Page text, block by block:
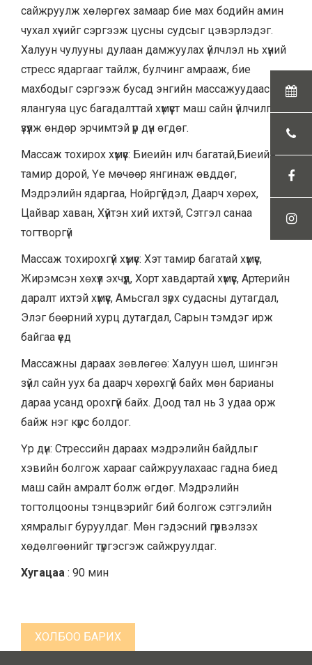
сайжруулж хөлөргөх замаар бие мах бодийн амин
чухал хүчийг сэргээж цусны судсыг цэвэрлэдэг.
Халуун чулууны дулаан дамжуулах үйлчлэл нь хүний
стресс ядаргааг тайлж, булчинг амрааж, бие
махбодыг сэргээж бусад энгийн массажуудаас илүү
ялангуяа цус багадалттай хүмүүст маш сайн үйлчилгээ
үзүүлж өндөр эрчимтэй үр дүн өгдөг.
Массаж тохирох хүмүүс: Биеийн илч багатай,Биеийн
тамир дорой, Үе мөчөөр янгинаж өвддөг,
Мэдрэлийн ядаргаа, Нойргүйдэл, Даарч хөрөх,
Цайвар хаван, Хүйтэн хий ихтэй, Сэтгэл санаа
тогтворгүй
Массаж тохирохгүй хүмүүс: Хэт тамир багатай хүмүүс,
Жирэмсэн хөхүүл эхчүүд, Хорт хавдартай хүмүүс, Артерийн
даралт ихтэй хүмүүс, Амьсгал зүрх судасны дутагдал,
Элэг бөөрний хурц дутагдал, Сарын тэмдэг ирж
байгаа үед
Массажны дараах зөвлөгөө: Халуун шөл, шингэн
зүйл сайн уух ба даарч хөрөхгүй байх мөн барианы
дараа усанд орохгүй байх. Доод тал нь 3 удаа орж
байж нэг күрс болдог.
Үр дүн: Стрессийн дараах мэдрэлийн байдлыг
хэвийн болгож харааг сайжруулахаас гадна биед
маш сайн амралт болж өгдөг. Мэдрэлийн
тогтолцооны тэнцвэрийг бий болгож сэтгэлийн
хямралыг буруулдаг. Мөн гэдэсний гүрвэлзэх
хөдөлгөөнийг түргэсгэж сайжруулдаг.
Хугацаа : 90 мин
ХОЛБОО БАРИХ